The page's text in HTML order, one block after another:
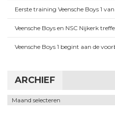
Eerste training Veensche Boys 1
Veensche Boys en NSC Nijkerk
Veensche Boys 1 begint aan de
ARCHIEF
Archief